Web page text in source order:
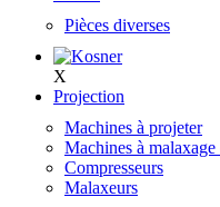
Pièces diverses
X
Projection
Machines à projeter
Machines à
Compresseurs
Malaxeurs